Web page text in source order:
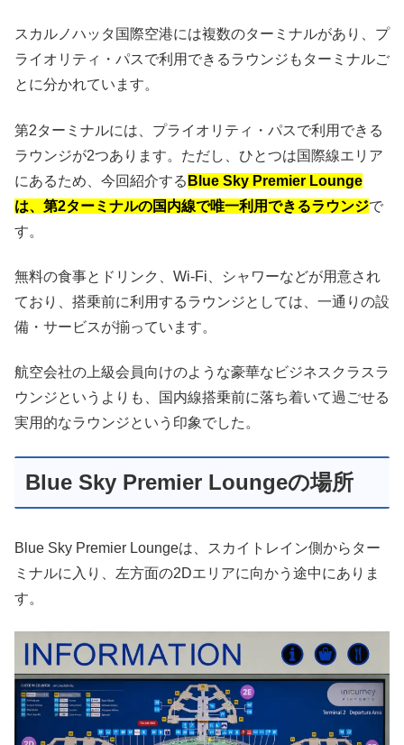
スカルノハッタ国際空港には複数のターミナルがあり、プ
ライオリティ・パスで利用できるラウンジもターミナルご
とに分かれています。
第2ターミナルには、プライオリティ・パスで利用できる
ラウンジが2つあります。ただし、ひとつは国際線エリア
にあるため、今回紹介する Blue Sky Premier Lounge
は、第2ターミナルの国内線で唯一利用できるラウンジで
す。
無料の食事とドリンク、Wi-Fi、シャワーなどが用意され
ており、搭乗前に利用するラウンジとしては、一通りの設
備・サービスが揃っています。
航空会社の上級会員向けのような豪華なビジネスクラスラ
ウンジというよりも、国内線搭乗前に落ち着いて過ごせる
実用的なラウンジという印象でした。
Blue Sky Premier Loungeの場所
Blue Sky Premier Loungeは、スカイトレイン側からター
ミナルに入り、左方面の2Dエリアに向かう途中にありま
す。